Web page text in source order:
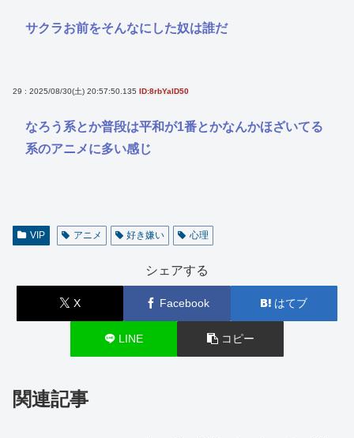
サクラお前をそんなにした奴は誰だ
29 : 2025/08/30(土) 20:57:50.135 ID:8rbYalD50
なろう系とか普段は平和が1番とかなんかほざいてる
系のアニメに多い感じ
VIP アニメ 好き嫌い 心理
シェアする
X Facebook はてブ
LINE コピー
関連記事